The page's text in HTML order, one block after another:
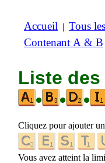
Accueil | Tous
Contenant A & B
Liste
•
• •
Cliquez pour ajouter
Vous avez atteint la